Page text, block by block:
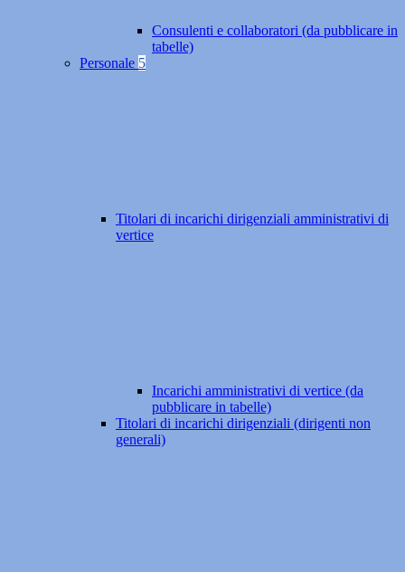
Consulenti e collaboratori (da pubblicare in
tabelle)
Personale 5
Titolari di incarichi dirigenziali amministrativi di
vertice
Incarichi amministrativi di vertice (da
pubblicare in tabelle)
Titolari di incarichi dirigenziali (dirigenti non
generali)